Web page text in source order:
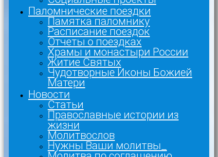
Паломнические поездки
Памятка паломнику
Расписание поездок
Отчеты о поездках
Храмы и монастыри России
Житие Святых
Чудотворные Иконы Божией
Матери
Новости
Статьи
Православные истории из
жизни
Молитвослов
Нужны Ваши молитвы_